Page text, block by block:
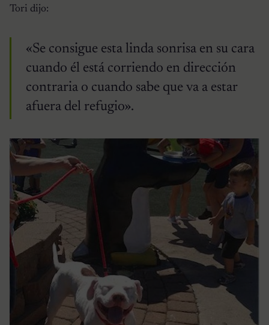
Tori dijo:
«Se consigue esta linda sonrisa en su cara
cuando él está corriendo en dirección
contraria o cuando sabe que va a estar
afuera del refugio».